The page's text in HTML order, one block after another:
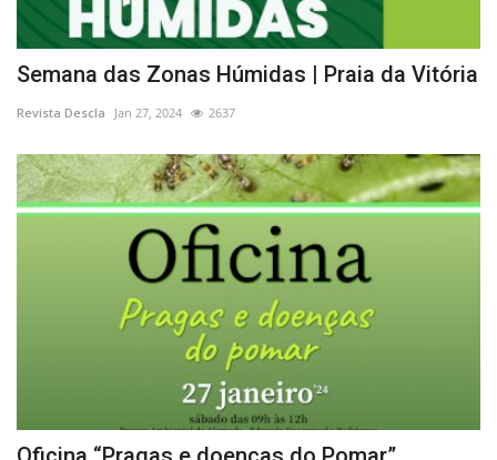
Semana das Zonas Húmidas | Praia da Vitória
Revista Descla Jan 27, 2024 2637